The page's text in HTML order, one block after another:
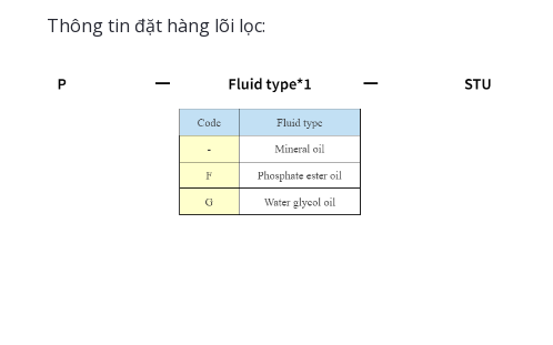
Thông tin đặt hàng lõi lọc: